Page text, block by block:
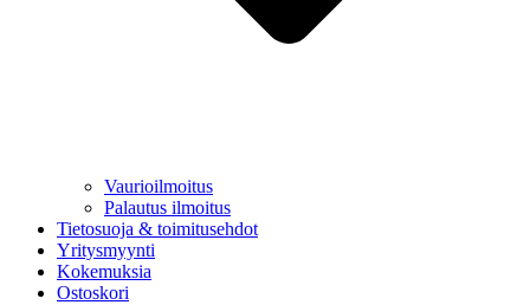
Vaurioilmoitus
Palautus ilmoitus
Tietosuoja & toimitusehdot
Yritysmyynti
Kokemuksia
Ostoskori